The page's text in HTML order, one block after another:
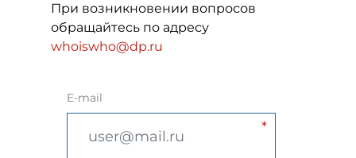
При возникновении вопросов
обращайтесь по адресу
whoiswho@dp.ru
E-mail